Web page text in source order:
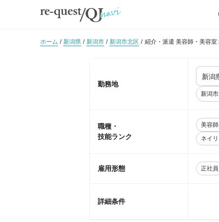
ホーム 新潟県 新潟市 新潟市北区 紹介・派遣 美容師・美容室
勤務地
新潟
職種・
技能ランク
美容
ネイリ
雇用形態 正社員
詳細条件